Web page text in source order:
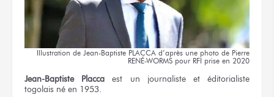
Illustration de Jean-Baptiste PLACCA d’après une photo de Pierre
RENÉ-WORMS pour RFI prise en 2020
Jean-Baptiste Placca est un journaliste
et éditorialiste
togolais né en 1953.